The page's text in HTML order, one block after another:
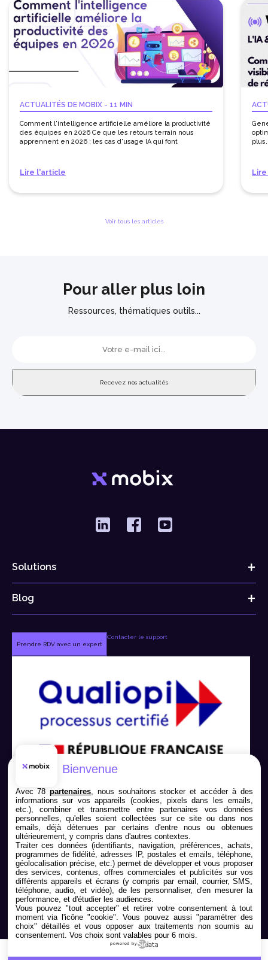
ACTUALITÉS DE MOBIX - 11 MIN
Comment l'intelligence artificielle améliore la productivité
des équipes en 2026 Ce que les retours terrain nous
apprennent en 2026 : les cas d'usage IA qui font
Lire l'article
Voir tous les articles
Pour aller plus loin
Ressources, thématiques outils...
Solutions
Blog
Prendre RDV avec un expert
Contacter le support
Nous contacter
05 79 98 01 24
Copyright 2026.
Bienvenue
Avec 78partenaires , nous souhaitons stocker et accéder à des
informations sur vos appareils (cookies, pixels dans les emails,
etc.), combiner et transmettre entre partenaires vos données
personnelles, qu'elles soient collectées sur ce site ou dans nos
emails, déjà détenues par certains d'entre nous ou obtenues
ultérieurement, y compris dans d'autres contextes.
Traiter ces données (identifiants, navigation, préférences, achats,
programmes de fidélité, adresses IP, postales et emails, téléphone,
géolocalisation précise, etc.) permet de développer et vous proposer
des services, contenus, offres commerciales et publicités sur vos
différents appareils et écrans (y compris par email, courrier, SMS,
téléphone, audio, et vidéo), de les personnaliser, d'en mesurer la
performance, et d'étudier les audiences.
Vous pouvez "tout accepter" et retirer votre consentement à tout
moment via l'icône "cookie" . Vous pouvez aussi "paramétrer des
choix" détaillés et vous opposer aux traitements non soumis au
consentement. Vos choix sont valables pour 6 mois.
powered by